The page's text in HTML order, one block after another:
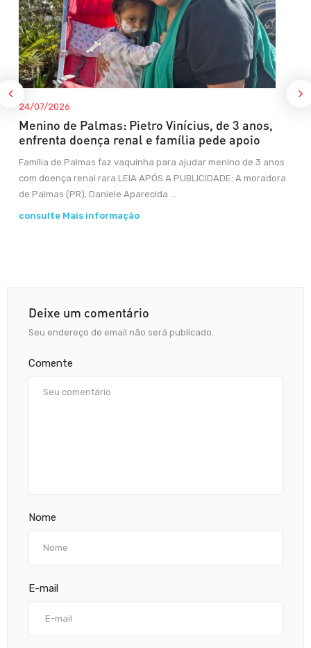
24/07/2026
Menino de Palmas: Pietro Vinícius, de 3 anos,
enfrenta doença renal e família pede apoio
Família de Palmas faz vaquinha para ajudar menino de 3 anos
com doença renal rara LEIA APÓS A PUBLICIDADE: A moradora
de Palmas (PR), Daniele Aparecida ...
consulte Mais informação
Deixe um comentário
Seu endereço de email não será publicado.
Comente
Nome
E-mail